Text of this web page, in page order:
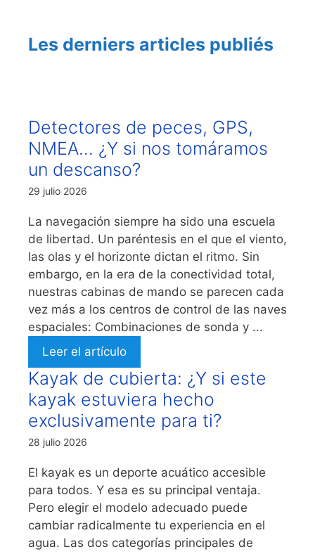
Les derniers articles publiés
Detectores de peces, GPS,
NMEA… ¿Y si nos tomáramos
un descanso?
29 julio 2026
La navegación siempre ha sido una escuela
de libertad. Un paréntesis en el que el viento,
las olas y el horizonte dictan el ritmo. Sin
embargo, en la era de la conectividad total,
nuestras cabinas de mando se parecen cada
vez más a los centros de control de las naves
espaciales: Combinaciones de sonda y ...
Leer el artículo
Kayak de cubierta: ¿Y si este
kayak estuviera hecho
exclusivamente para ti?
28 julio 2026
El kayak es un deporte acuático accesible
para todos. Y esa es su principal ventaja.
Pero elegir el modelo adecuado puede
cambiar radicalmente tu experiencia en el
agua. Las dos categorías principales de